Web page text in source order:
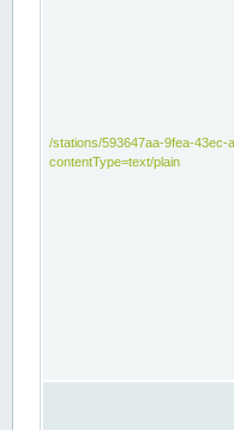
/stations/593647aa-9fea-
contentType=text/plain